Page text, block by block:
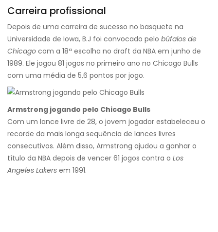
Carreira profissional
Depois de uma carreira de sucesso no basquete na
Universidade de Iowa, B.J foi convocado pelo búfalos de
Chicago com a 18ª escolha no draft da NBA em junho de
1989. Ele jogou 81 jogos no primeiro ano no Chicago Bulls
com uma média de 5,6 pontos por jogo.
Armstrong jogando pelo Chicago Bulls
Com um lance livre de 28, o jovem jogador estabeleceu o
recorde da mais longa sequência de lances livres
consecutivos. Além disso, Armstrong ajudou a ganhar o
título da NBA depois de vencer 61 jogos contra o Los
Angeles Lakers em 1991.